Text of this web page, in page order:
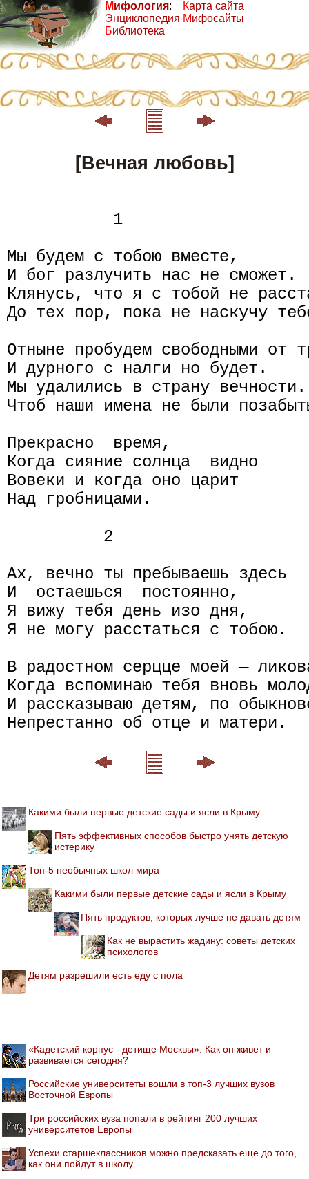
Мифология:
Энциклопедия
Библиотека
Карта сайта
Мифосайты
[Вечная любовь]
           1
Мы будем с тобою вместе,
И бог разлучить нас не сможет.
Клянусь, что я с тобой не
До тех пор, пока не наскучу
Отныне пробудем свободными от
И дурного с налги но будет.
Мы удалились в страну вечности.
Чтоб наши имена не были
Прекрасно  время,
Когда сияние солнца  видно
Вовеки и когда оно царит
Над гробницами.
          2
Ах, вечно ты пребываешь здесь
И  остаешься  постоянно,
Я вижу тебя день изо дня,
Я не могу расстаться с тобою.
В радостном серцце моей —
Когда вспоминаю тебя вновь
И рассказываю детям, по
Какими были первые детские сады и ясли в Крыму
Пять эффективных способов быстро унять детскую
истерику
Топ-5 необычных школ мира
Какими были первые детские сады и ясли в Крыму
Пять продуктов, которых лучше не давать детям
Как не вырастить жадину: советы детских
психологов
Детям разрешили есть еду с пола
«Кадетский корпус - детище Москвы». Как он живет и
развивается сегодня?
Российские университеты вошли в топ-3 лучших вузов
Восточной Европы
Три российских вуза попали в рейтинг 200 лучших
университетов Европы
Успехи старшеклассников можно предсказать еще до того,
как они пойдут в школу